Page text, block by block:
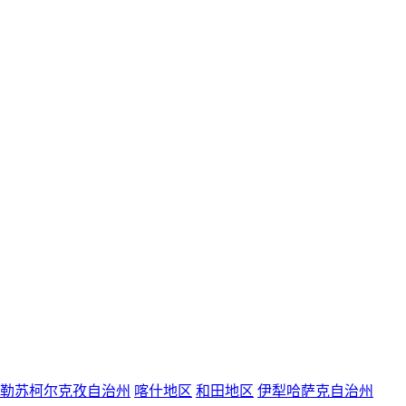
苏柯尔克孜自治州 喀什地区 和田地区 伊犁哈萨克自治州